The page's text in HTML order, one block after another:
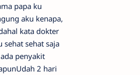
papa ku
aku kenapa,
kata dokter
sehat sehat saja
penyakit
2 hari